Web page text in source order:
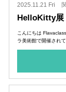
2025.11.21 Fri
HelloKitty展
こんにちは
ラ美術館で開催され